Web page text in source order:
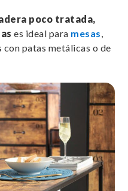
poco tratada,
es ideal para mesas,
patas metálicas o de